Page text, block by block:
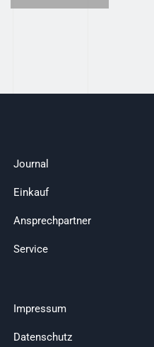
Journal
Einkauf
Ansprechpartner
Service
Impressum
Datenschutz